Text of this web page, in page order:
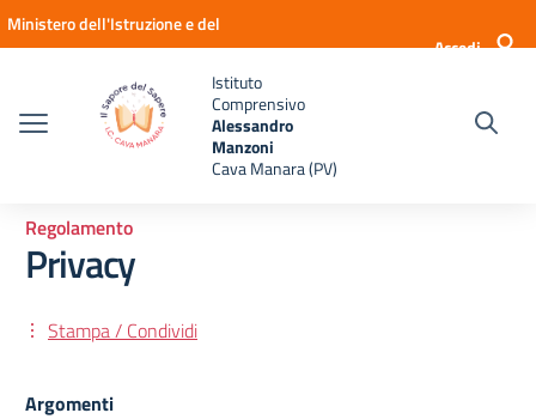
Vai ai contenuti
Vai al menu di navigazione
Vai al footer
Ministero dell'Istruzione e del
Accedi
Istituto
Comprensivo
Alessandro
Manzoni
Cava Manara (PV)
Regolamento
Privacy
Stampa / Condividi
Argomenti